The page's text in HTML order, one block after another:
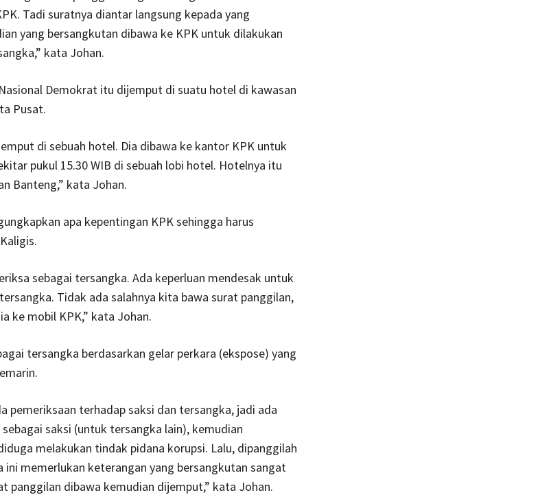
Tadi suratnya diantar langsung kepada yang
yang bersangkutan dibawa ke KPK untuk dilakukan
kata Johan.
Demokrat itu dijemput di suatu hotel di kawasan
Pusat.
di sebuah hotel. Dia dibawa ke kantor KPK untuk
pukul 15.30 WIB di sebuah lobi hotel. Hotelnya itu
Banteng,” kata Johan.
apa kepentingan KPK sehingga harus
sebagai tersangka. Ada keperluan mendesak untuk
Tidak ada salahnya kita bawa surat panggilan,
ke mobil KPK,” kata Johan.
tersangka berdasarkan gelar perkara (ekspose) yang
pemeriksaan terhadap saksi dan tersangka, jadi ada
saksi (untuk tersangka lain), kemudian
melakukan tindak pidana korupsi. Lalu, dipanggilah
ini memerlukan keterangan yang bersangkutan sangat
panggilan dibawa kemudian dijemput,” kata Johan.